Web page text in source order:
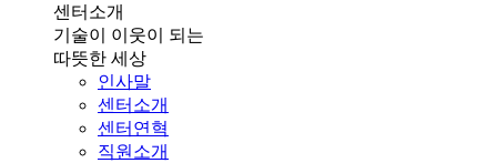
센터소개
기술이 이웃이 되는
따뜻한 세상
인사말
센터소개
센터연혁
직원소개